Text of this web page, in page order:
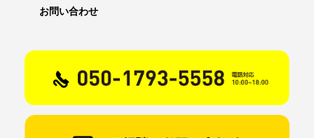
お問い合わせ